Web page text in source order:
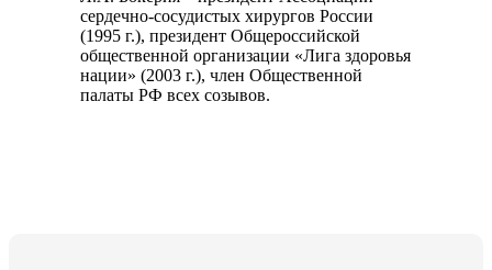
сердечно-сосудистых хирургов России
(1995 г.), президент Общероссийской
общественной организации «Лига здоровья
нации» (2003 г.), член Общественной
палаты РФ всех созывов.